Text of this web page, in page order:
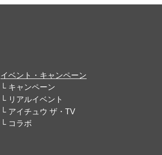
イベント・キャンペーン
キャンペーン
リアルイベント
アイチュウ ザ・TV
コラボ